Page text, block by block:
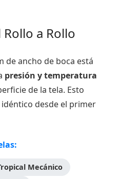
a Rollo
de ancho de boca está
presión y temperatura
de la tela. Esto
desde el primer
Mecánico